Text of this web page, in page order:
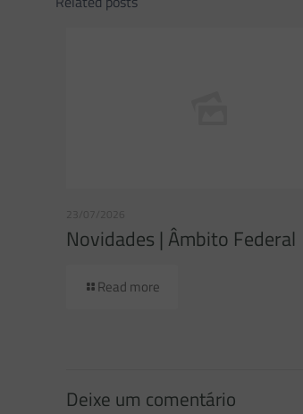
23/07/2026
Novidades | Âmbito Federal
Read more
Deixe um comentário